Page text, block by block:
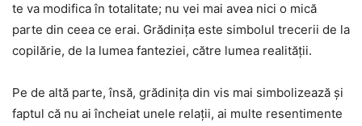
te va modifica în totalitate; nu vei mai avea nici o mică
parte din ceea ce erai. Grădinița este simbolul trecerii de la
copilărie, de la lumea fanteziei, către lumea realității.
Pe de altă parte, însă, grădinița din vis mai simbolizează și
faptul că nu ai încheiat unele relații, ai multe resentimente